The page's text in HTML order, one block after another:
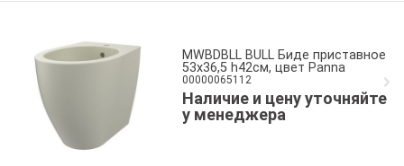
MWBDBLL BULL Биде приставное
53x36,5 h42см, цвет Panna
00000065112
Наличие и цену уточняйте
у менеджера